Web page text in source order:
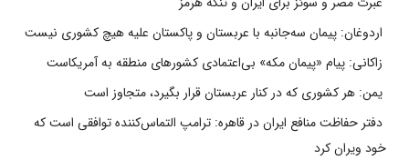
اردوغان: پیمان سه‌جانبه با عربستان و پاکستان علیه هیچ کشوری نیست
زاکانی: پیام «پیمان مکه» بی‌اعتمادی کشورهای منطقه به آمریکاست
یمن: هر کشوری که در کنار عربستان قرار بگیرد، متجاوز است
دفتر حفاظت منافع ایران در قاهره: ترامپ التماس‌کننده توافقی است که
خود ویران کرد